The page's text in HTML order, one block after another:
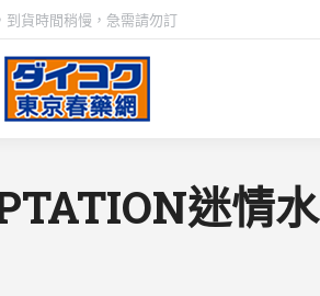
到貨時間稍慢，急需請勿訂
迷情